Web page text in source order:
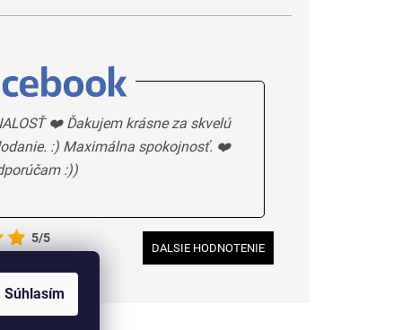
Súhlasím
❤️ Ďakujem krásne za skvelú
:) Maximálna spokojnosť. ❤️
:))
5/5
DALSIE HODNOTENIE